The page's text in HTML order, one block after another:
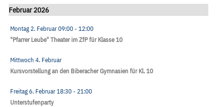
Februar 2026
Montag 2. Februar09:00- 12:00
"Pfarrer Leube" Theater im ZfP für Klasse 10
Mittwoch 4. Februar
Kursvorstellung an den Biberacher Gymnasien für Kl. 10
Freitag 6. Februar18:30- 21:00
Unterstufenparty